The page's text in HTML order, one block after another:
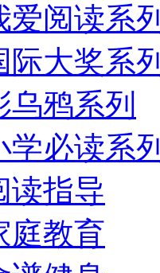
爱阅读系列
际大奖系列
乌鸦系列
学必读系列
读指导
庭教育